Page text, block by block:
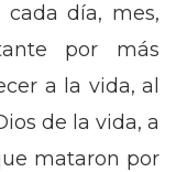
cada día, mes,
por más
a la vida, al
de la vida, a
mataron por